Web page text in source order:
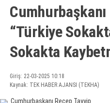
EKONOMI
SIYASET
DÜNYA
TEKNOLOJI
“Türkiye
Sokakta
Giriş: 22-03-2025 10:18
Kaynak: TEK HABER AJANSI (TEKHA)